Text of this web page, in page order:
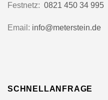
Festnetz: 0821 450 34 995
Email: info@meterstein.de
SCHNELLANFRAGE